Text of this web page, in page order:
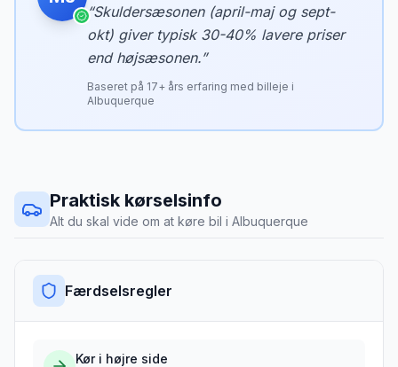
“Skuldersæsonen (april-maj og sept-
okt) giver typisk 30-40% lavere priser
end højsæsonen.”
Baseret på 17+ års erfaring med billeje i
Albuquerque
Praktisk kørselsinfo
Alt du skal vide om at køre bil i Albuquerque
Færdselsregler
Kør i højre side